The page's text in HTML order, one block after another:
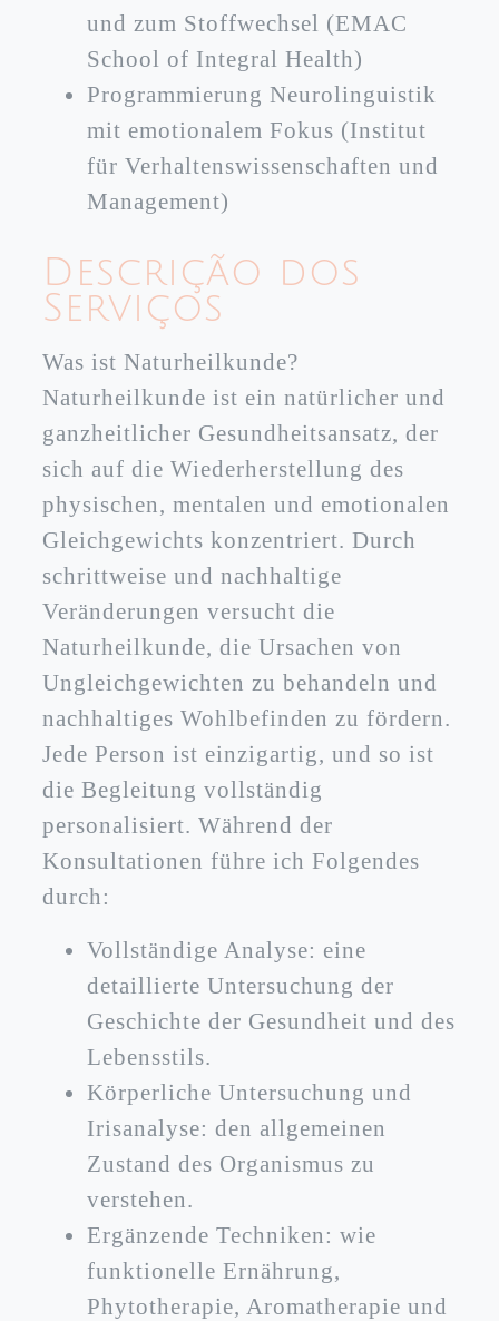
und zum Stoffwechsel (EMAC
School of Integral Health)
Programmierung Neurolinguistik
mit emotionalem Fokus (Institut
für Verhaltenswissenschaften und
Management)
Descrição dos
Serviços
Was ist Naturheilkunde?
Naturheilkunde ist ein natürlicher und
ganzheitlicher Gesundheitsansatz, der
sich auf die Wiederherstellung des
physischen, mentalen und emotionalen
Gleichgewichts konzentriert. Durch
schrittweise und nachhaltige
Veränderungen versucht die
Naturheilkunde, die Ursachen von
Ungleichgewichten zu behandeln und
nachhaltiges Wohlbefinden zu fördern.
Jede Person ist einzigartig, und so ist
die Begleitung vollständig
personalisiert. Während der
Konsultationen führe ich Folgendes
durch:
Vollständige Analyse: eine
detaillierte Untersuchung der
Geschichte der Gesundheit und des
Lebensstils.
Körperliche Untersuchung und
Irisanalyse: den allgemeinen
Zustand des Organismus zu
verstehen.
Ergänzende Techniken: wie
funktionelle Ernährung,
Phytotherapie, Aromatherapie und